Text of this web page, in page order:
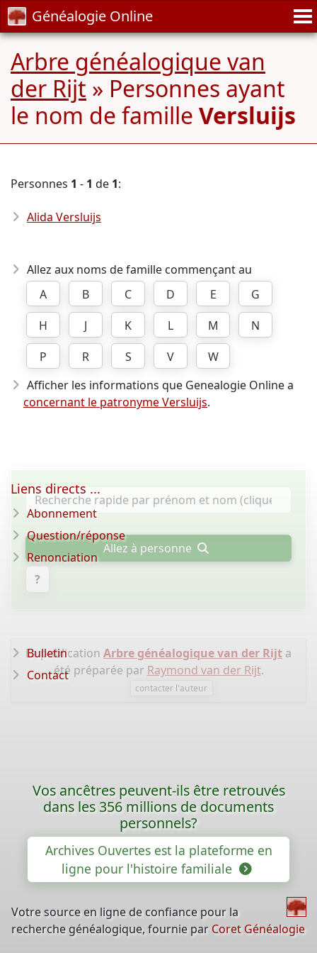
Généalogie Online
Arbre généalogique van
der Rijt » Personnes ayant
le nom de famille Versluijs
Personnes 1 - 1 de 1:
Alida Versluijs
Allez aux noms de famille commençant au
A
B C D E
G
H
J K L M
N
P
R S V
W
Afficher les informations que Genealogie Online a
concernant le patronyme Versluijs.
Allez à personne
?
La publication Arbre généalogique van der Rijt a
été préparée par Raymond van der Rijt.
contacter l'auteur
Liens directs ...
Abonnement
Question/réponse
Renonciation
Bulletin
Contact
Vos ancêtres peuvent-ils être retrouvés
dans les 356 millions de documents
personnels?
Archives Ouvertes est la plateforme en
ligne pour l'histoire familiale
Votre source en ligne de confiance pour la
recherche généalogique, fournie par Coret Généalogie